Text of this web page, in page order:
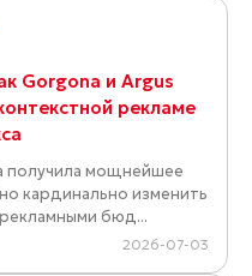
Gorgona и Argus
рекламе
получила мощнейшее
кардинально изменить
бюд...
2026-07-03